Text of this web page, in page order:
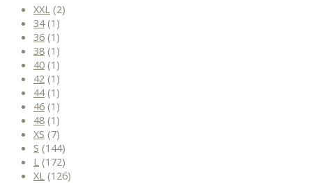
XXL (2)
34 (1)
36 (1)
38 (1)
40 (1)
42 (1)
44 (1)
46 (1)
48 (1)
XS (7)
S (144)
L (172)
XL (126)